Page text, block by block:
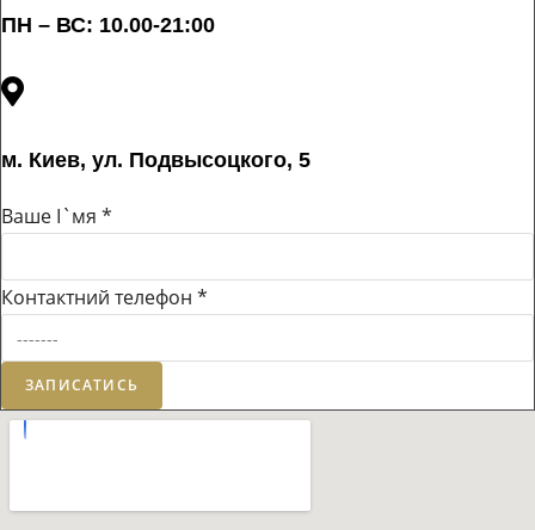
ПН – ВС: 10.00-21:00
м. Киев, ул. Подвысоцкого, 5
Ваше І`мя *
Контактний телефон *
ЗАПИСАТИСЬ